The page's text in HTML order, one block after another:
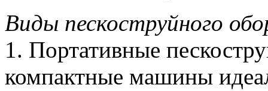
Виды пескоструйного
1. Портативные
компактные машины